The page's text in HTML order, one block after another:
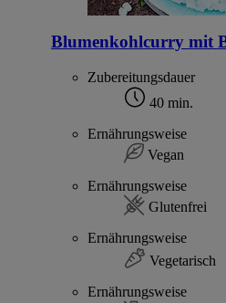
Blumenkohlcurry mit
Zubereitungsdauer
40 min.
Ernährungsweise
Vegan
Ernährungsweise
Glutenfrei
Ernährungsweise
Vegetarisch
Ernährungsweise